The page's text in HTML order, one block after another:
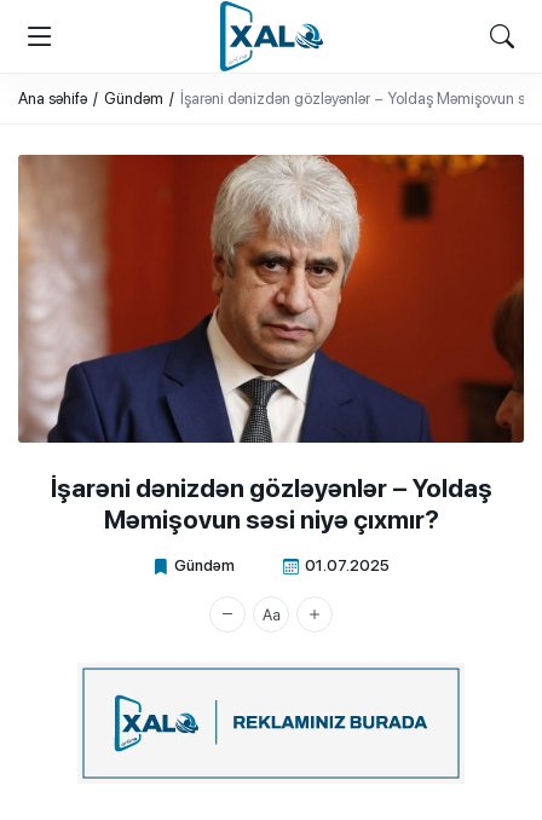
XALQ.ONLINE
ONLAYN PLATFORMA
Ana səhifə Gündəm İşarəni dənizdən gözləyənlər – Yoldaş Məmişovun səsi
İşarəni dənizdən gözləyənlər – Yoldaş
Məmişovun səsi niyə çıxmır?
Gündəm 01.07.2025
Xalq.Online